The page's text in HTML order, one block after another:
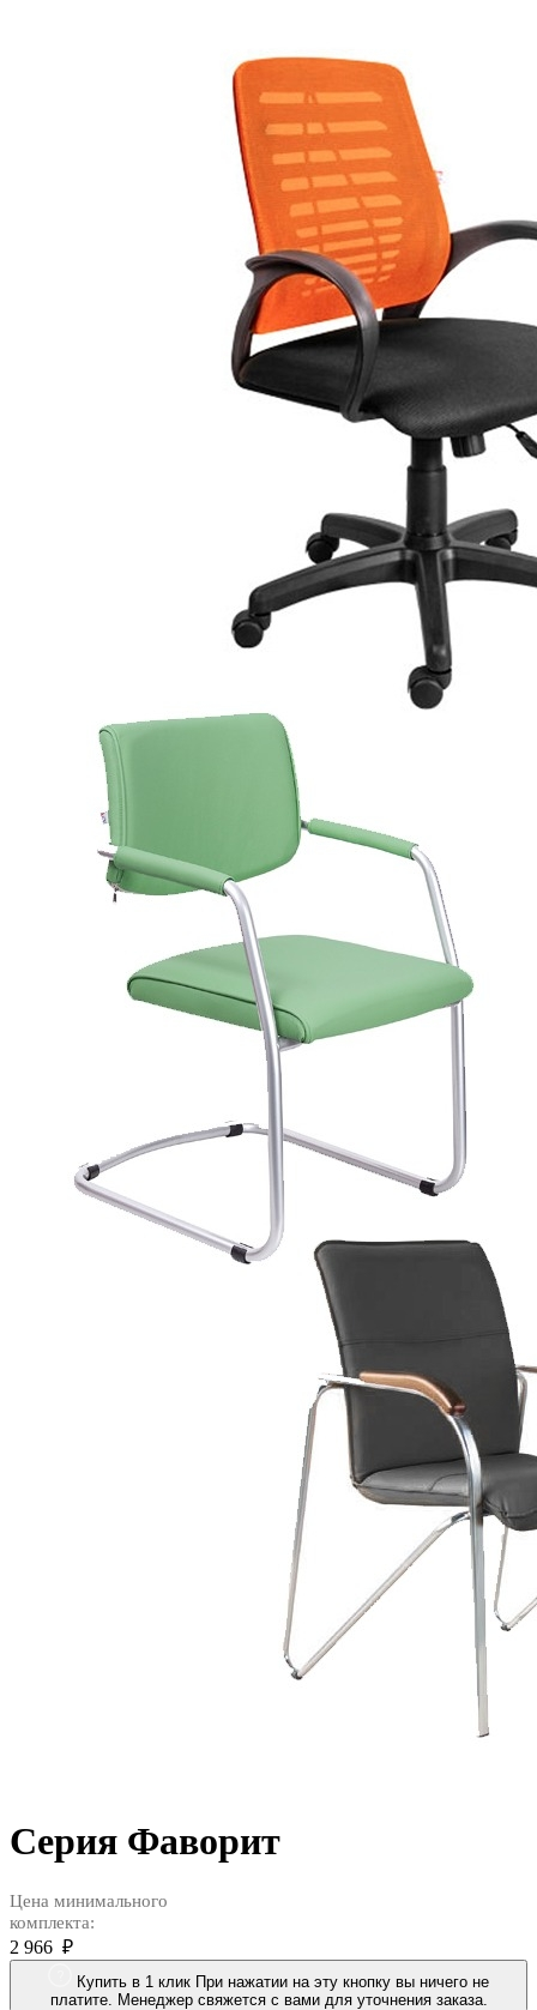
Серия Фаворит
Цена минимального
комплекта:
2 966 ₽
Купить в 1 клик При нажатии на эту кнопку вы ничего не
платите. Менеджер свяжется с вами для уточнения заказа.